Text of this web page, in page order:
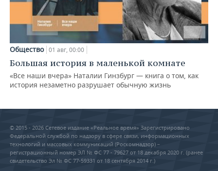
Общество 01 авг, 00:00
Большая история в маленькой комнате
«Все наши вчера» Наталии Гинзбург — книга о том, как
история незаметно разрушает обычную жизнь
© 2015 - 2026 Сетевое издание «Реальное время» Зарегистрировано
Федеральной службой по надзору в сфере связи, информационных
технологий и массовых коммуникаций (Роскомнадзор) –
регистрационный номер ЭЛ № ФС 77 - 79627 от 18 декабря 2020 г. (ранее
свидетельство Эл № ФС 77-59331 от 18 сентября 2014 г.)